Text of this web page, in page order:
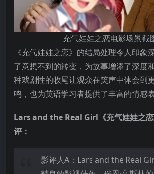
充气娃娃之恋电影场景截
《充气娃娃之恋》的结局处理令人印象
了意想不到的转变，为故事增添了深度
种戏剧性的收尾让观众在笑声中体会到
鸣，也为英语学习者提供了丰富的情感表
Lars and the Real Girl《充气娃娃之
评：
影评人A：Lars and the Real